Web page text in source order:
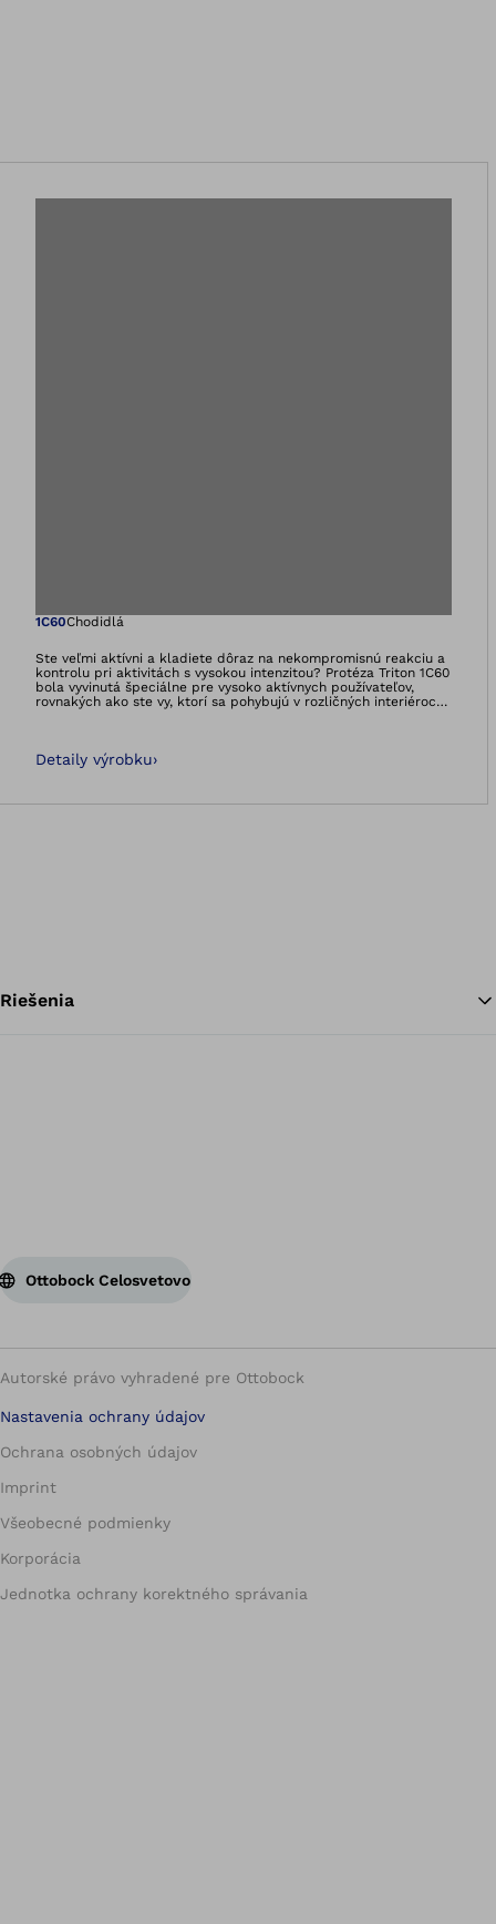
Otvorí obrázok v
1C60Chodidlá
Ste veľmi aktívni a kladiete dôraz na nekompromisnú reakciu a
kontrolu pri aktivitách s vysokou intenzitou? Protéza Triton 1C60
bola vyvinutá špeciálne pre vysoko aktívnych používateľov,
rovnakých ako ste vy, ktorí sa pohybujú v rozličných interiéroch
aby ste mali možnosť sami si stanoviť svoje ciele a dosiahnuť
Detaily výrobku›
Riešenia
Ottobock Celosvetovo
Autorské právo vyhradené pre Ottobock
Nastavenia ochrany údajov
Ochrana osobných údajov
Imprint
Všeobecné podmienky
Korporácia
Jednotka ochrany korektného správania